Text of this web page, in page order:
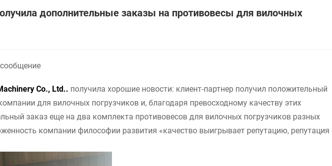
дополнительные заказы на противовесы для вилочных
Co., Ltd.. получила хорошие новости: клиент-партнер получил положительный
для вилочных погрузчиков и, благодаря превосходному качеству этих
заказ еще на два комплекта противовесов для вилочных погрузчиков разных
компании философии развития «качество выигрывает репутацию, репутация